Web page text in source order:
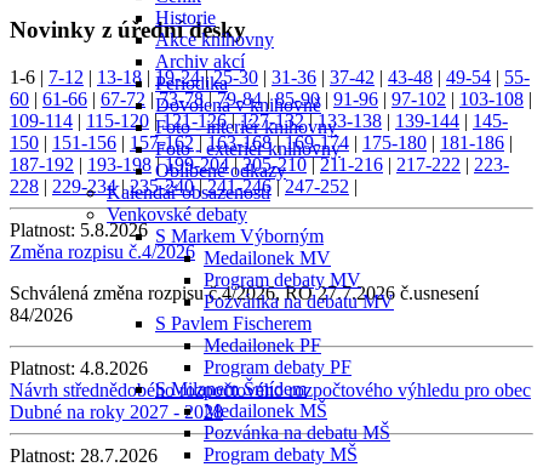
Historie
Akce knihovny
Archiv akcí
Periodika
Dovolená v knihovně
Foto - interiér knihovny
Foto - exteriér knihovny
Oblíbené odkazy
Kalendář obsazenosti
Venkovské debaty
S Markem Výborným
Medailonek MV
Program debaty MV
Pozvánka na debatu MV
S Pavlem Fischerem
Medailonek PF
Program debaty PF
S Milanem Šmídem
Medailonek MŠ
Pozvánka na debatu MŠ
Program debaty MŠ
Novinky z úřední desky
1-6 | 7-12 | 13-18 | 19-24|25-30 | 31-36 | 37-42 | 43-48 | 49-54 | 55-
60 | 61-66 | 67-72 |73-78|79-84|85-90| 91-96 | 97-102 | 103-108 |
109-114 | 115-120 |121-126|127-132|133-138 | 139-144 | 145-
150 | 151-156 | 157-162|163-168|169-174 | 175-180 | 181-186 |
187-192 | 193-198|199-204|205-210|211-216 | 217-222 | 223-
228 | 229-234|235-240|241-246|247-252 |
Platnost: 5.8.2026
Změna rozpisu č.4/2026
Schválená změna rozpisu č.4/2026, RO 27.7.2026 č.usnesení
84/2026
Platnost: 4.8.2026
Návrh střednědobého rozpočtového rozpočtového výhledu pro obec
Dubné na roky 2027 - 2028
Platnost: 28.7.2026